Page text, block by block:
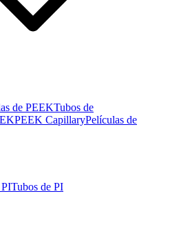
de PEEKTubos de
PEEK CapillaryPelículas de
PITubos de PI